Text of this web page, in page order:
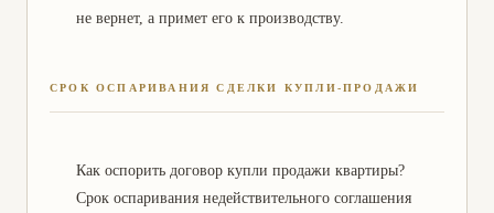
не вернет, а примет его к производству.
СРОК ОСПАРИВАНИЯ СДЕЛКИ КУПЛИ-ПРОДАЖИ
Как оспорить договор купли продажи квартиры?
Срок оспаривания недействительного соглашения